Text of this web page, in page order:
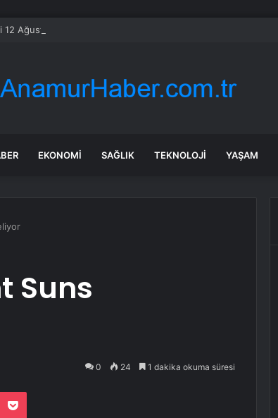
12 Ağustos’taki kazanç raporuyla %10 hareket edebilir
EKONOMI SAĞLIK TEKNOLOJI YAŞAM
Suns
0 24 1 dakika okuma süresi
Pocket